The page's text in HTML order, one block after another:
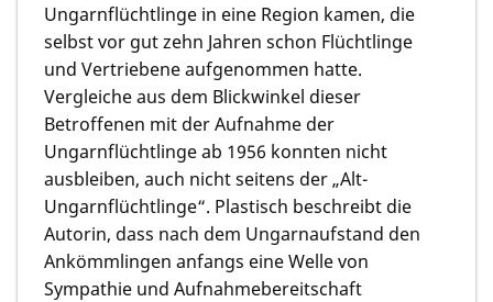
Ungarnflüchtlinge in eine Region kamen, die
selbst vor gut zehn Jahren schon Flüchtlinge
und Vertriebene aufgenommen hatte.
Vergleiche aus dem Blickwinkel dieser
Betroffenen mit der Aufnahme der
Ungarnflüchtlinge ab 1956 konnten nicht
ausbleiben, auch nicht seitens der „Alt-
Ungarnflüchtlinge“. Plastisch beschreibt die
Autorin, dass nach dem Ungarnaufstand den
Ankömmlingen anfangs eine Welle von
Sympathie und Aufnahmebereitschaft